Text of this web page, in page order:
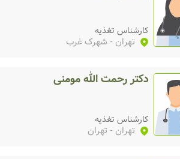
کارشناس تغذیه
تهران - شهرک غرب
دکتر رحمت الله مومنی
کارشناس تغذیه
تهران - تهران